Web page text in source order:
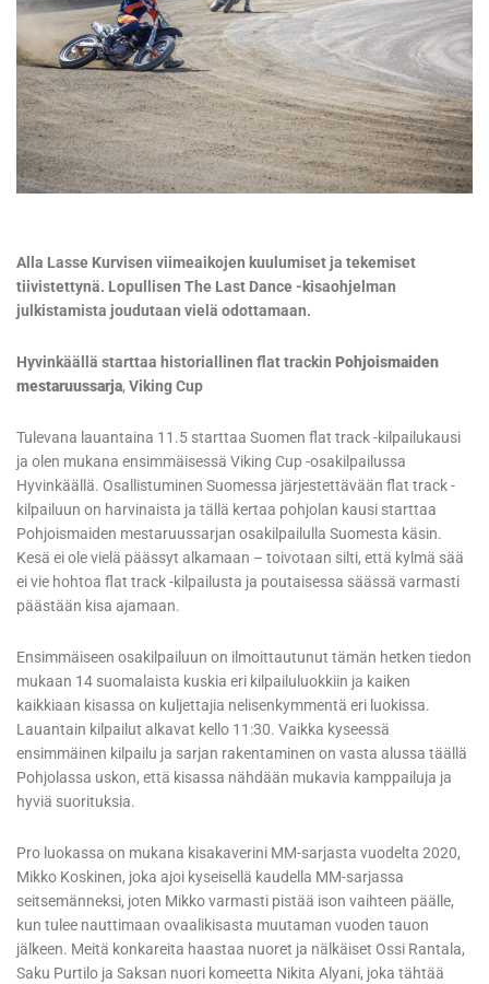
Alla Lasse Kurvisen viimeaikojen kuulumiset ja tekemiset
tiivistettynä. Lopullisen The Last Dance -kisaohjelman
julkistamista joudutaan vielä odottamaan.
Hyvinkäällä starttaa historiallinen flat trackin Pohjoismaiden
mestaruussarja, Viking Cup
Tulevana lauantaina 11.5 starttaa Suomen flat track -kilpailukausi
ja olen mukana ensimmäisessä Viking Cup -osakilpailussa
Hyvinkäällä. Osallistuminen Suomessa järjestettävään flat track -
kilpailuun on harvinaista ja tällä kertaa pohjolan kausi starttaa
Pohjoismaiden mestaruussarjan osakilpailulla Suomesta käsin.
Kesä ei ole vielä päässyt alkamaan – toivotaan silti, että kylmä sää
ei vie hohtoa flat track -kilpailusta ja poutaisessa säässä varmasti
päästään kisa ajamaan.
Ensimmäiseen osakilpailuun on ilmoittautunut tämän hetken tiedon
mukaan 14 suomalaista kuskia eri kilpailuluokkiin ja kaiken
kaikkiaan kisassa on kuljettajia nelisenkymmentä eri luokissa.
Lauantain kilpailut alkavat kello 11:30. Vaikka kyseessä
ensimmäinen kilpailu ja sarjan rakentaminen on vasta alussa täällä
Pohjolassa uskon, että kisassa nähdään mukavia kamppailuja ja
hyviä suorituksia.
Pro luokassa on mukana kisakaverini MM-sarjasta vuodelta 2020,
Mikko Koskinen, joka ajoi kyseisellä kaudella MM-sarjassa
seitsemänneksi, joten Mikko varmasti pistää ison vaihteen päälle,
kun tulee nauttimaan ovaalikisasta muutaman vuoden tauon
jälkeen. Meitä konkareita haastaa nuoret ja nälkäiset Ossi Rantala,
Saku Purtilo ja Saksan nuori komeetta Nikita Alyani, joka tähtää